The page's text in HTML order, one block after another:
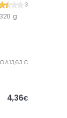
3
g
A 13,63 €
4,36€